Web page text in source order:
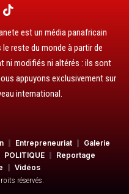
est un média panafricain
reste du monde à partir de
ni modifiés ni altérés : ils sont
appuyons exclusivement sur
international.
Entrepreneuriat
Galerie
POLITIQUE
Reportage
Vidéos
réservés.